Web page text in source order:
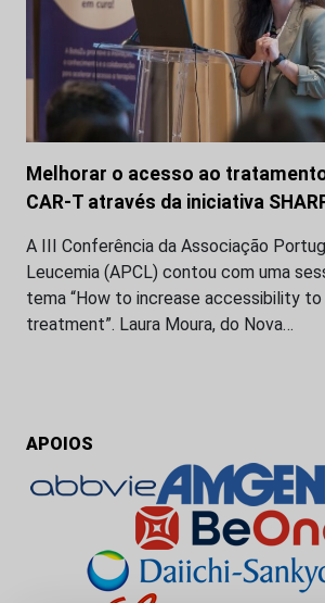
Melhorar o acesso ao
CAR-T através da iniciativa
A III Conferência da Associação
Leucemia (APCL) contou com uma
tema “How to increase accessibility to
treatment”. Laura Moura, do Nova…
APOIOS